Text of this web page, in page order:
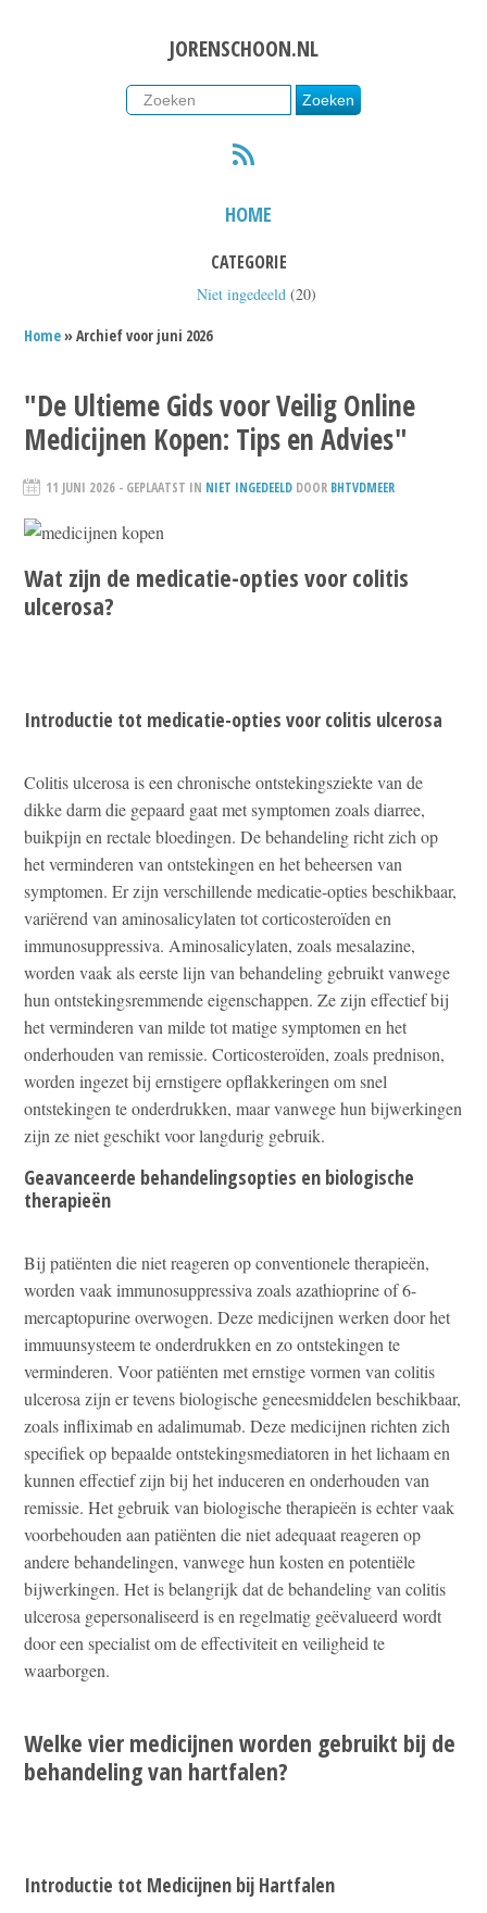
JORENSCHOON.NL
HOME
CATEGORIE
Niet ingedeeld (20)
Home» Archief voor juni 2026
"De Ultieme Gids voor Veilig Online
Medicijnen Kopen: Tips en Advies"
11 JUNI 2026 - GEPLAATST IN NIET INGEDEELD DOOR BHTVDMEER
Wat zijn de medicatie-opties voor colitis
ulcerosa?
Introductie tot medicatie-opties voor colitis ulcerosa
Colitis ulcerosa is een chronische ontstekingsziekte van de
dikke darm die gepaard gaat met symptomen zoals diarree,
buikpijn en rectale bloedingen. De behandeling richt zich op
het verminderen van ontstekingen en het beheersen van
symptomen. Er zijn verschillende medicatie-opties beschikbaar,
variërend van aminosalicylaten tot corticosteroïden en
immunosuppressiva. Aminosalicylaten, zoals mesalazine,
worden vaak als eerste lijn van behandeling gebruikt vanwege
hun ontstekingsremmende eigenschappen. Ze zijn effectief bij
het verminderen van milde tot matige symptomen en het
onderhouden van remissie. Corticosteroïden, zoals prednison,
worden ingezet bij ernstigere opflakkeringen om snel
ontstekingen te onderdrukken, maar vanwege hun bijwerkingen
zijn ze niet geschikt voor langdurig gebruik.
Geavanceerde behandelingsopties en biologische
therapieën
Bij patiënten die niet reageren op conventionele therapieën,
worden vaak immunosuppressiva zoals azathioprine of 6-
mercaptopurine overwogen. Deze medicijnen werken door het
immuunsysteem te onderdrukken en zo ontstekingen te
verminderen. Voor patiënten met ernstige vormen van colitis
ulcerosa zijn er tevens biologische geneesmiddelen beschikbaar,
zoals infliximab en adalimumab. Deze medicijnen richten zich
specifiek op bepaalde ontstekingsmediatoren in het lichaam en
kunnen effectief zijn bij het induceren en onderhouden van
remissie. Het gebruik van biologische therapieën is echter vaak
voorbehouden aan patiënten die niet adequaat reageren op
andere behandelingen, vanwege hun kosten en potentiële
bijwerkingen. Het is belangrijk dat de behandeling van colitis
ulcerosa gepersonaliseerd is en regelmatig geëvalueerd wordt
door een specialist om de effectiviteit en veiligheid te
waarborgen.
Welke vier medicijnen worden gebruikt bij de
behandeling van hartfalen?
Introductie tot Medicijnen bij Hartfalen